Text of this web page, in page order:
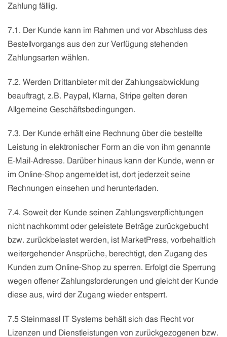
Zahlung fällig.
7.1. Der Kunde kann im Rahmen und vor Abschluss des
Bestellvorgangs aus den zur Verfügung stehenden
Zahlungsarten wählen.
7.2. Werden Drittanbieter mit der Zahlungsabwicklung
beauftragt, z.B. Paypal, Klarna, Stripe gelten deren
Allgemeine Geschäftsbedingungen.
7.3. Der Kunde erhält eine Rechnung über die bestellte
Leistung in elektronischer Form an die von ihm genannte
E-Mail-Adresse. Darüber hinaus kann der Kunde, wenn er
im Online-Shop angemeldet ist, dort jederzeit seine
Rechnungen einsehen und herunterladen.
7.4. Soweit der Kunde seinen Zahlungsverpflichtungen
nicht nachkommt oder geleistete Beträge zurückgebucht
bzw. zurückbelastet werden, ist MarketPress, vorbehaltlich
weitergehender Ansprüche, berechtigt, den Zugang des
Kunden zum Online-Shop zu sperren. Erfolgt die Sperrung
wegen offener Zahlungsforderungen und gleicht der Kunde
diese aus, wird der Zugang wieder entsperrt.
7.5 Steinmassl IT Systems behält sich das Recht vor
Lizenzen und Dienstleistungen von zurückgezogenen bzw.